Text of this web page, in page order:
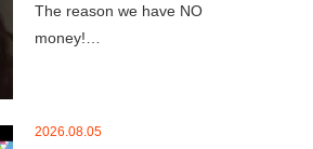
The reason we have NO
money!…
2026.08.05